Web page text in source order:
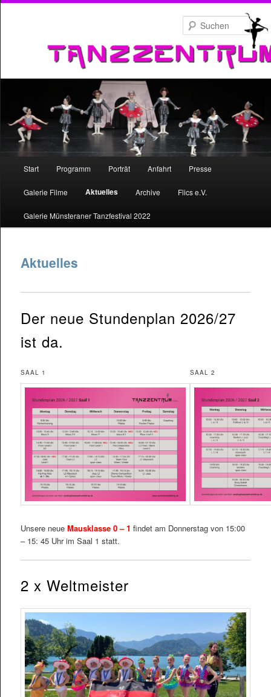
Zum
primären
Inhalt
Start Programm Porträt Anfahrt Presse
Galerie Filme Aktuelles Archive Flics e.V.
Galerie Münsteraner Tanzfestival 2022
Aktuelles
Der neue Stundenplan 2026/27
ist da.
SAAL 1 SAAL 2
Unsere neueMausklasse 0 – 1 findet am Donnerstag von 15:00
– 15: 45 Uhr im Saal 1 statt.
2 x Weltmeister